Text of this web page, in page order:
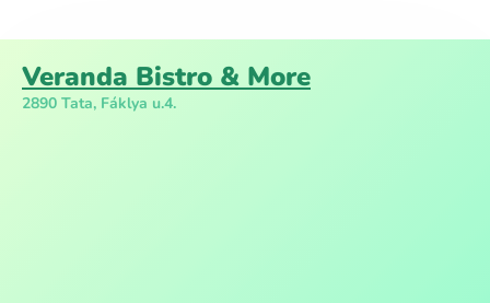
Veranda Bistro & More
2890 Tata, Fáklya u.4.